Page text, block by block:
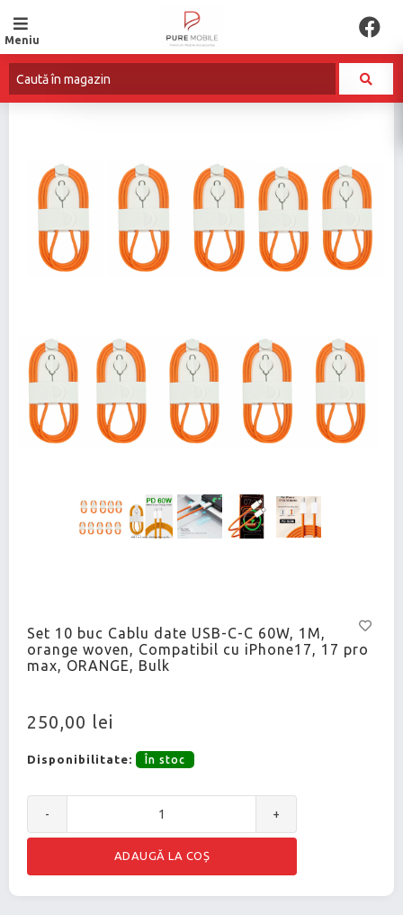
Meniu
Set 10 buc Cablu date USB-C-C 60W, 1M,
orange woven, Compatibil cu iPhone17, 17 pro
max, ORANGE, Bulk
250,00 lei
Disponibilitate: În stoc
- +